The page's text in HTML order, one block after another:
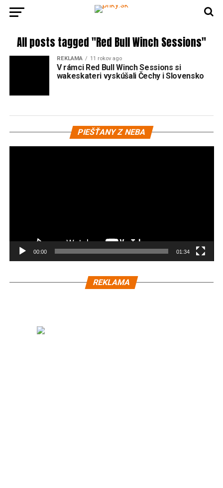
All posts tagged "Red Bull Winch Sessions"
REKLAMA 11 rokov ago
V rámci Red Bull Winch Sessions si
wakeskateri vyskúšali Čechy i Slovensko
PIEŠŤANY Z NEBA
00:00 01:34
REKLAMA